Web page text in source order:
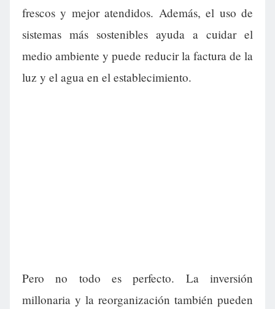
frescos y mejor atendidos. Además, el uso de
sistemas más sostenibles ayuda a cuidar el
medio ambiente y puede reducir la factura de la
luz y el agua en el establecimiento.
Pero no todo es perfecto. La inversión
millonaria y la reorganización también pueden